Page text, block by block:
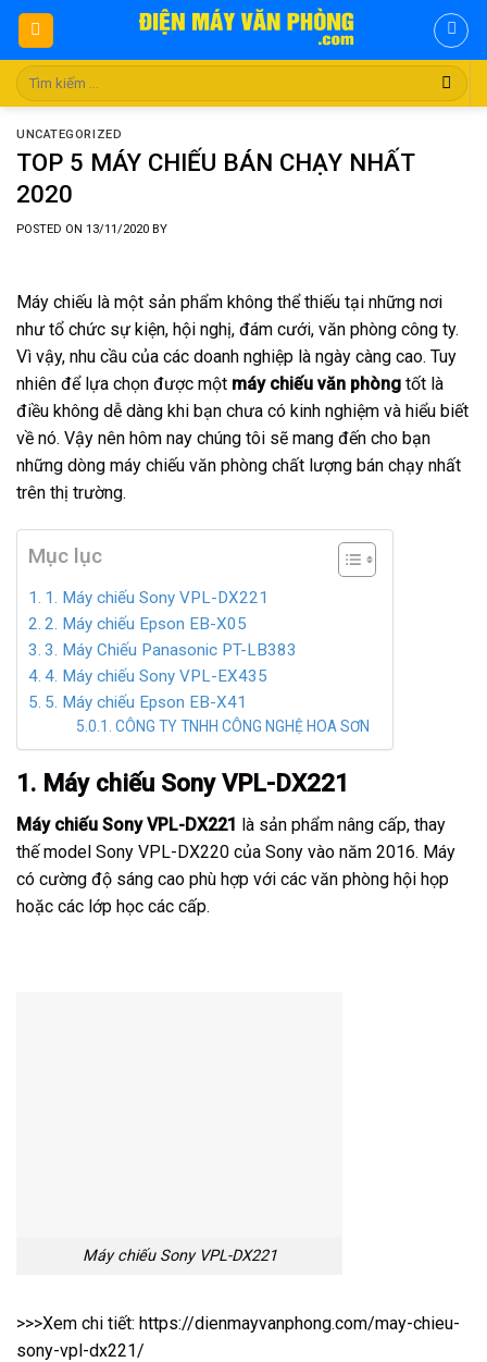
Skip
content
Tìm
kiếm:
UNCATEGORIZED
TOP 5 MÁY CHIẾU BÁN CHẠY NHẤT
2020
POSTED ON 13/11/2020 BY
Máy chiếu là một sản phẩm không thể thiếu tại những nơi
như tổ chức sự kiện, hội nghị, đám cưới, văn phòng công ty.
Vì vậy, nhu cầu của các doanh nghiệp là ngày càng cao. Tuy
nhiên để lựa chọn được một máy chiếu văn phòng tốt là
điều không dễ dàng khi bạn chưa có kinh nghiệm và hiểu biết
về nó. Vậy nên hôm nay chúng tôi sẽ mang đến cho bạn
những dòng máy chiếu văn phòng chất lượng bán chạy nhất
trên thị trường.
Mục lục
1. Máy chiếu Sony VPL-DX221
2. Máy chiếu Epson EB-X05
3. Máy Chiếu Panasonic PT-LB383
4. Máy chiếu Sony VPL-EX435
5. Máy chiếu Epson EB-X41
CÔNG TY TNHH CÔNG NGHỆ HOA SƠN
1. Máy chiếu Sony VPL-DX221
Máy chiếu Sony VPL-DX221 là sản phẩm nâng cấp, thay
thế model Sony VPL-DX220 của Sony vào năm 2016. Máy
có cường độ sáng cao phù hợp với các văn phòng hội họp
hoặc các lớp học các cấp.
Máy chiếu Sony VPL-DX221
>>>Xem chi tiết: https://dienmayvanphong.com/may-chieu-
sony-vpl-dx221/